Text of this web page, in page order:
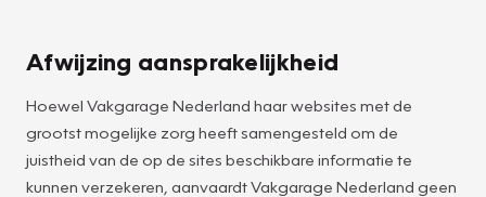
Afwijzing aansprakelijkheid
Hoewel Vakgarage Nederland haar websites met de
grootst mogelijke zorg heeft samengesteld om de
juistheid van de op de sites beschikbare informatie te
kunnen verzekeren, aanvaardt Vakgarage Nederland geen